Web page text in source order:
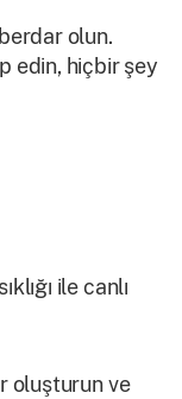
olun.
edin, hiçbir şey
ile canlı
oluşturun ve